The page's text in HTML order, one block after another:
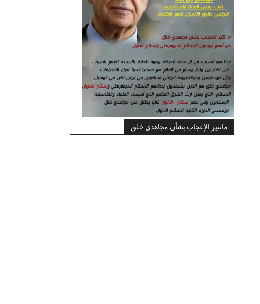
ماتثير الإعجاب بشأن مجاهدي خلق